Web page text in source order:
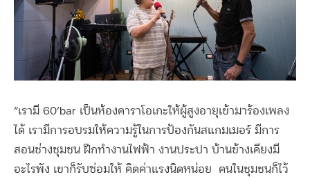
“เรามี 60’bar เป็นห้องคาราโอเกะให้ผู้สูงอายุเข้ามาร้องเพลง
ได้ เรามีการอบรมให้ความรู้ในการป้องกันสแกมเมอร์ มีการ
สอนช่างชุมชน ฝึกทำงานไฟฟ้า งานประปา บ้านข้างเคียงมี
อะไรพัง เขาก็รับซ่อมให้ คิดค่าแรงนิดหน่อย
คนในชุมชนก็ไว้